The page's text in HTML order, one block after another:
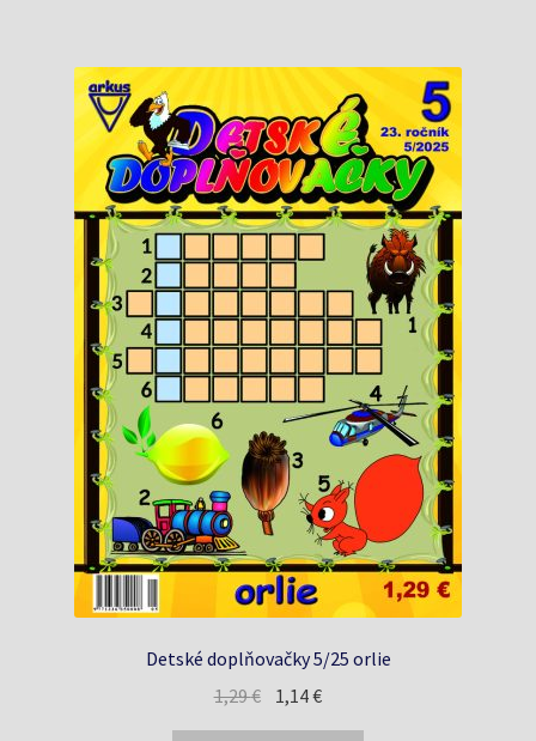
Detské doplňovačky 5/25 orlie
1,29€ Pôvodná
cena
1,14€Aktuálna
cena